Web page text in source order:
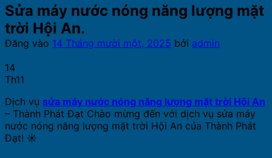
Sửa máy nước nóng năng lượng mặt
trời Hội An.
Đăng vào 14 Tháng mười một, 2025 bởi admin
14
Th11
Dịch vụ sửa máy nước nóng năng lượng mặt trời Hội An
– Thành Phát Đạt Chào mừng đến với dịch vụ sửa máy
nước nóng năng lượng mặt trời Hội An của Thành Phát
Đạt! ☀️